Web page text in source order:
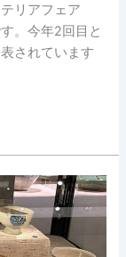
リアフェア
。今年2回目と
されています